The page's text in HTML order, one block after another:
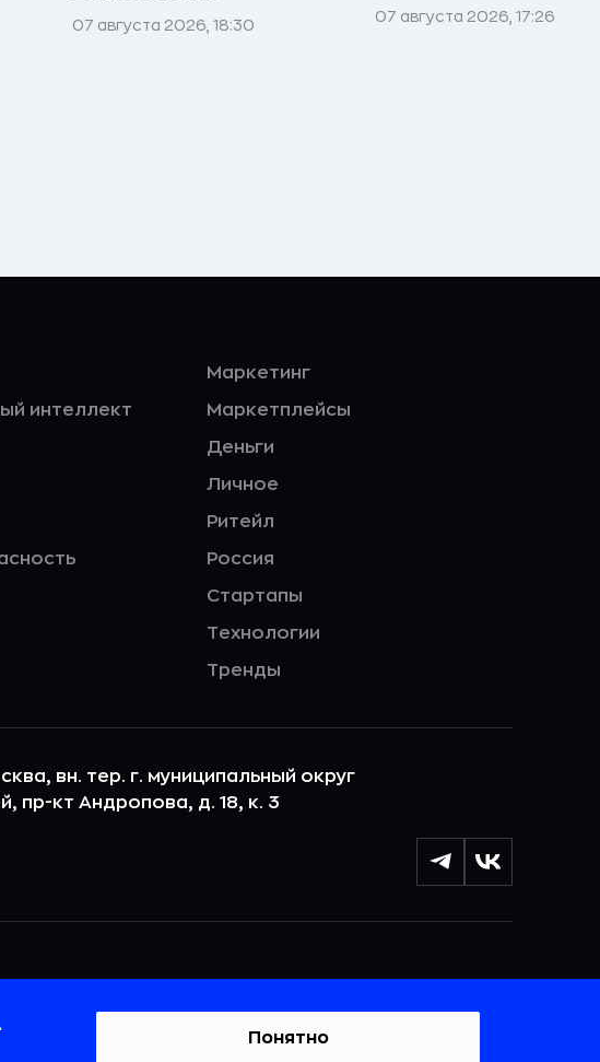
07 августа 2026, 18:30
07 августа 2026, 17:26
интеллект
Маркетинг
Маркетплейсы
Деньги
Личное
Ритейл
Россия
Стартапы
Технологии
Тренды
вн. тер. г. муниципальный округ
пр-кт Андропова, д. 18, к. 3
пользования веб-сайтом. Если вы не хотите, чтобы ваши
данные обрабатывались, пожалуйста, ограничьте их использование в
.
Понятно